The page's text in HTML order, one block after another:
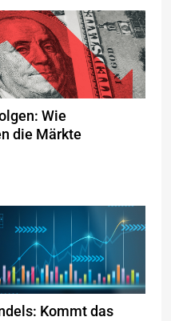
Wie
die Märkte
Kommt das